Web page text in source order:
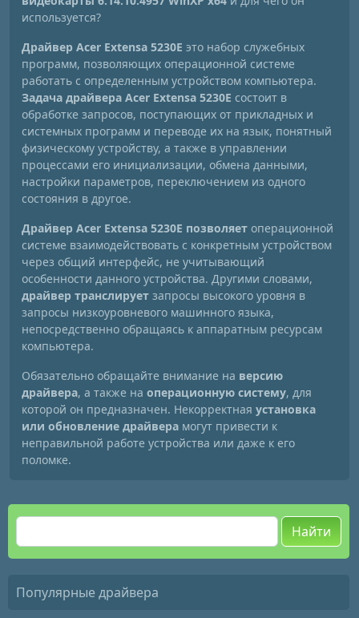
используется?
Драйвер Acer Extensa 5230E это набор служебных
программ, позволяющих операционной системе
работать с определенным устройством компьютера.
Задача драйвера Acer Extensa 5230E состоит в
обработке запросов, поступающих от прикладных и
системных программ и переводе их на язык, понятный
физическому устройству, а также в управлении
процессами его инициализации, обмена данными,
настройки параметров, переключением из одного
состояния в другое.
Драйвер Acer Extensa 5230E позволяет операционной
системе взаимодействовать с конкретным устройством
через общий интерфейс, не учитывающий
особенности данного устройства. Другими словами,
драйвер транслирует запросы высокого уровня в
запросы низкоуровневого машинного языка,
непосредственно обращаясь к аппаратным ресурсам
компьютера.
Обязательно обращайте внимание на версию
драйвера, а также на операционную систему, для
которой он предназначен. Некорректная установка
или обновление драйвера могут привести к
неправильной работе устройства или даже к его
поломке.
Найти
Популярные драйвера